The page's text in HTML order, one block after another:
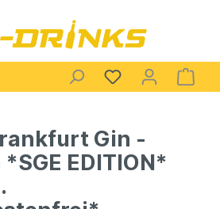
Gin -
EDITION*